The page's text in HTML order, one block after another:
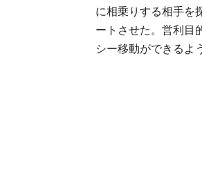
に相乗りする相手を
ートさせた。営利目
シー移動ができるよ